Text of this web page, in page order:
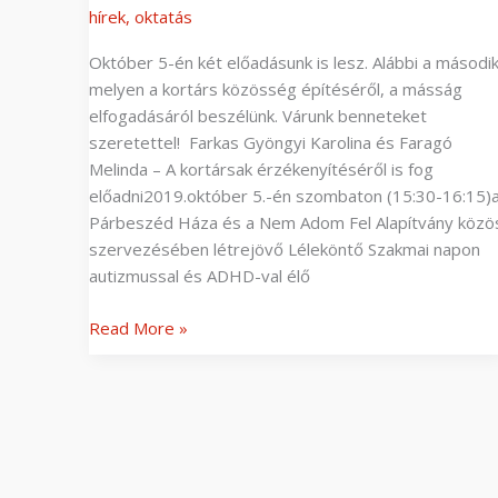
hírek, oktatás
Október 5-én két előadásunk is lesz. Alábbi a
melyen a kortárs közösség építéséről, a másság
elfogadásáról beszélünk. Várunk benneteket
szeretettel! Farkas Gyöngyi Karolina és Faragó
Melinda – A kortársak érzékenyítéséről is fog
előadni2019.október 5.-én szombaton (15:30-16:15)a
Párbeszéd Háza és a Nem Adom Fel Alapítvány
szervezésében létrejövő Léleköntő Szakmai napon
autizmussal és ADHD-val élő
Read More »